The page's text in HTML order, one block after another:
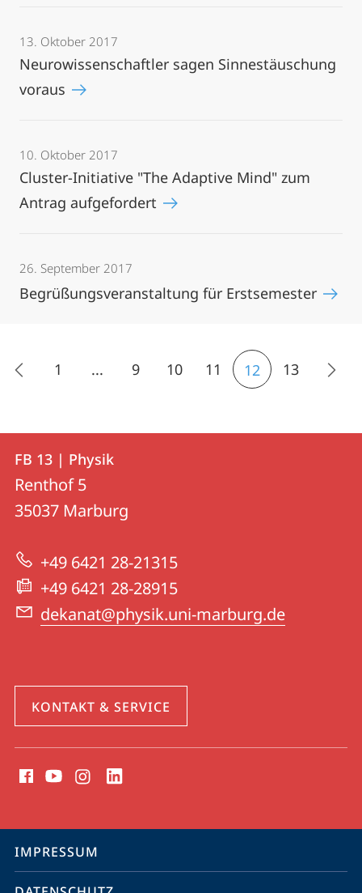
13. Oktober 2017
Neurowissenschaftler sagen Sinnestäuschung
voraus
10. Oktober 2017
Cluster-Initiative "The Adaptive Mind" zum
Antrag aufgefordert
26. September 2017
Begrüßungsveranstaltung für Erstsemester
1 ... 9 10 11 12 13
Kontakt
und
Informationen
zur
Website
Kontaktinformationen
FB
13
|
Physik
FB 13 | Physik
Renthof 5
35037 Marburg
+49 6421 28-21315
+49 6421 28-28915
dekanat@physik.uni-marburg.de
KONTAKT & SERVICE
Media
Service-
Navigation
IMPRESSUM